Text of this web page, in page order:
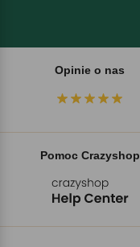
Opinie o nas
Pomoc Crazyshop